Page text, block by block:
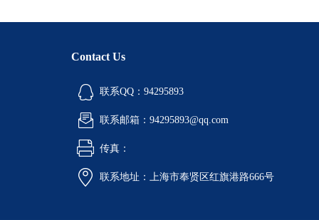
Contact Us
联系QQ：94295893
联系邮箱：94295893@qq.com
传真：
联系地址：上海市奉贤区红旗港路666号